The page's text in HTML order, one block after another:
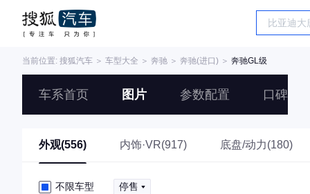
当前位置: 搜狐汽车 ＞ 车型大全 ＞ 奔驰 ＞ 奔驰(进口) ＞ 奔驰GL级
车系首页 图片 参数配置 口碑
外观(556) 内饰·VR(917) 底盘/动力(180)
不限车型 停售